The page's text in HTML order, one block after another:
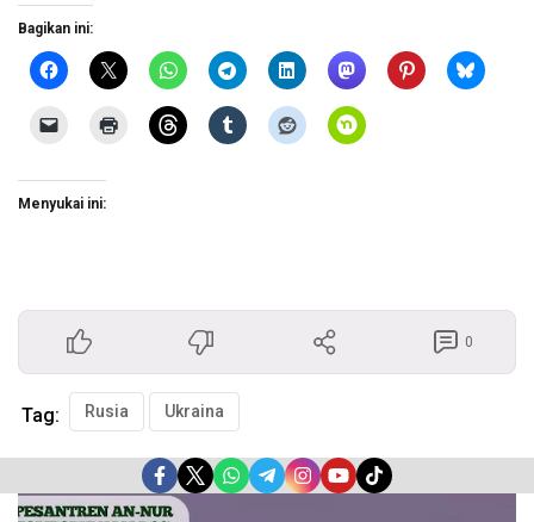
Bagikan ini:
Menyukai ini:
0
Tag: Rusia Ukraina
Pemutar